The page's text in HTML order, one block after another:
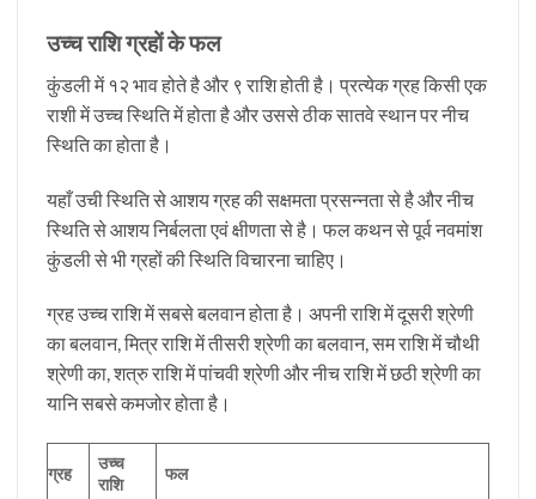
उच्च राशि ग्रहों के फल
कुंडली में १२ भाव होते है और ९ राशि होती है। प्रत्येक ग्रह किसी एक
राशी में उच्च स्थिति में होता है और उससे ठीक सातवे स्थान पर नीच
स्थिति का होता है।
यहाँ उची स्थिति से आशय ग्रह की सक्षमता प्रसन्नता से है और नीच
स्थिति से आशय निर्बलता एवं क्षीणता से है। फल कथन से पूर्व नवमांश
कुंडली से भी ग्रहों की स्थिति विचारना चाहिए।
ग्रह उच्‍च राशि में सबसे बलवान होता है। अपनी राशि में दूसरी श्रेणी
का बलवान, मित्र राशि में तीसरी श्रेणी का बलवान, सम राशि में चौथी
श्रेणी का, शत्रु राशि में पांचवी श्रेणी और नीच राशि में छठी श्रेणी का
यानि सबसे कमजोर होता है।
ग्रह
उच्च
राशि
फल